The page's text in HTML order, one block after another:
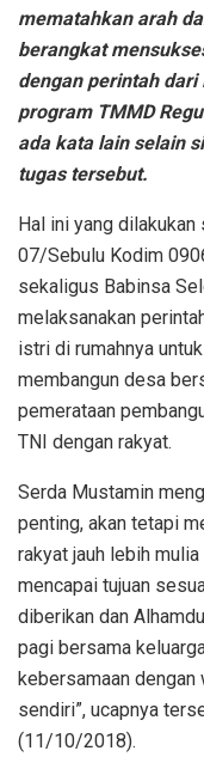
mematahkan arah
berangkat
dengan perintah
program TMMD
ada kata lain selain
tugas tersebut.
Hal ini yang
07/Sebulu Kodim
sekaligus Babinsa
melaksanakan
istri di rumahnya
membangun desa
pemerataan
TNI dengan rakyat.
Serda Mustamin
penting, akan tetapi
rakyat jauh lebih
mencapai tujuan
diberikan dan
pagi bersama
kebersamaan
sendiri”, ucapnya
(11/10/2018).